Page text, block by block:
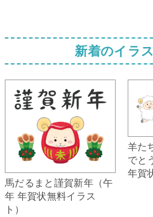
新着のイラ
馬だるまと謹賀新年（午
年 年賀状無料イラス
ト）
羊た
でと
年賀